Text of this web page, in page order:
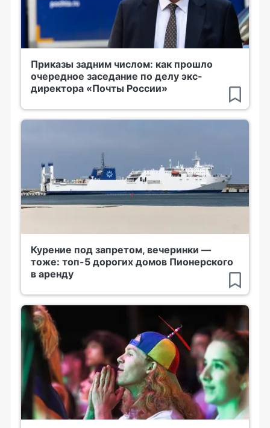
Приказы задним числом: как прошло
очередное заседание по делу экс-
директора «Почты России»
Курение под запретом, вечеринки —
тоже: топ-5 дорогих домов Пионерского
в аренду